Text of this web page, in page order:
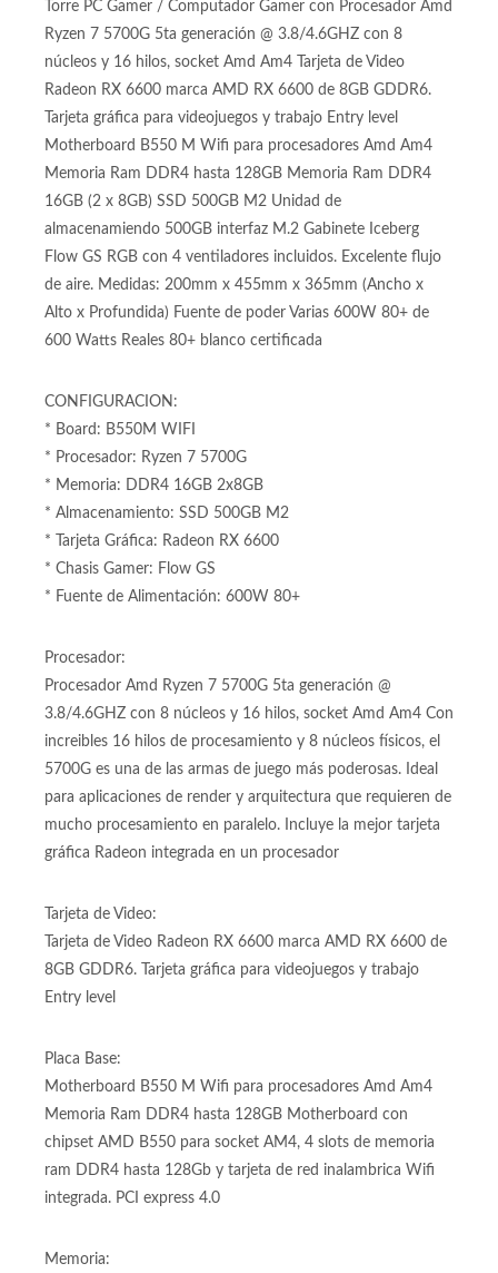
Videojuegos Ryzen 7 5700G DDR4
16GB Radeon RX 6600 500GB Flow
GS RGB
Torre PC Gamer / Computador Gamer con Procesador Amd
Ryzen 7 5700G 5ta generación @ 3.8/4.6GHZ con 8
núcleos y 16 hilos, socket Amd Am4 Tarjeta de Video
Radeon RX 6600 marca AMD RX 6600 de 8GB GDDR6.
Tarjeta gráfica para videojuegos y trabajo Entry level
Motherboard B550 M Wifi para procesadores Amd Am4
Memoria Ram DDR4 hasta 128GB Memoria Ram DDR4
16GB (2 x 8GB) SSD 500GB M2 Unidad de
Flow GS RGB con 4 ventiladores incluidos. Excelente flujo
de aire. Medidas: 200mm x 455mm x 365mm (Ancho x
Alto x Profundida) Fuente de poder Varias 600W 80+ de
600 Watts Reales 80+ blanco certificada
CONFIGURACION:
* Board: B550M WIFI
* Procesador: Ryzen 7 5700G
* Almacenamiento: SSD 500GB M2
* Tarjeta Gráfica: Radeon RX 6600
* Chasis Gamer: Flow GS
* Fuente de Alimentación: 600W 80+
Procesador:
Procesador Amd Ryzen 7 5700G 5ta generación @
3.8/4.6GHZ con 8 núcleos y 16 hilos, socket Amd Am4 Con
5700G es una de las armas de juego más poderosas. Ideal
para aplicaciones de render y arquitectura que requieren de
mucho procesamiento en paralelo. Incluye la mejor tarjeta
gráfica Radeon integrada en un procesador
Tarjeta de Video:
Tarjeta de Video Radeon RX 6600 marca AMD RX 6600 de
8GB GDDR6. Tarjeta gráfica para videojuegos y trabajo
Entry level
Placa Base:
Memoria Ram DDR4 hasta 128GB Motherboard con